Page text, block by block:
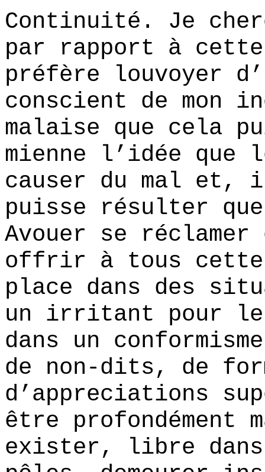
Continuité. Je
par rapport à
préfère louvoyer
conscient de mon
malaise que cela
mienne l’idée
causer du mal et,
puisse résulter
Avouer se
offrir à tous cette
place dans des
un irritant pour
dans un
de non-dits, de
d’appreciations
être profondément
exister, libre dans